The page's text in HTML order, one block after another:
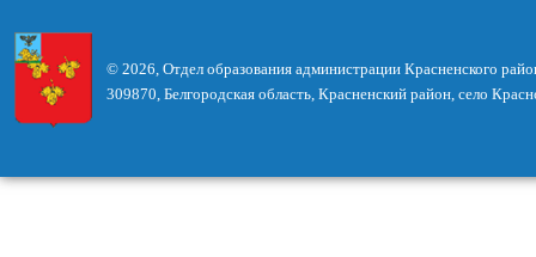
© 2026, Отдел образования администрации Красненского
309870, Белгородская область, Красненский район, село